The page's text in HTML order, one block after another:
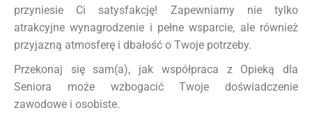
przyniesie Ci satysfakcję! Zapewniamy nie tylko
atrakcyjne wynagrodzenie i pełne wsparcie, ale również
przyjazną atmosferę i dbałość o Twoje potrzeby.
Przekonaj się sam(a), jak współpraca z Opieką dla
Seniora może wzbogacić Twoje doświadczenie
zawodowe i osobiste.